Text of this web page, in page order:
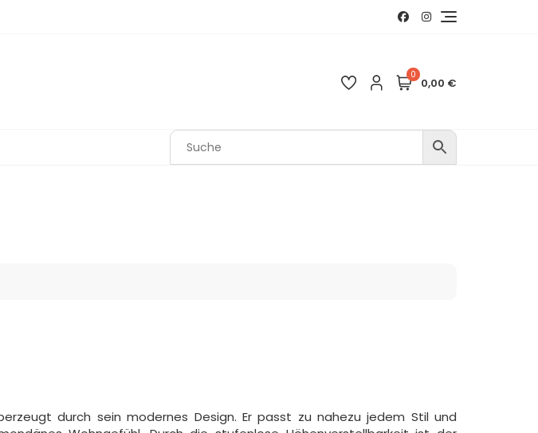
0
0,00 €
durch sein modernes Design. Er passt zu nahezu jedem Stil und